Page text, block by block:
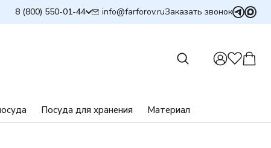
8 (800) 550-01-44 info@farforov.ruЗаказать звонок
Посуда для хранения Материал